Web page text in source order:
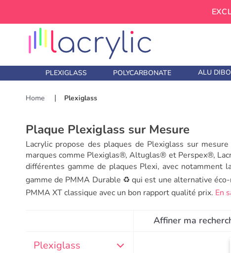
PLEXIGLASS POLYCARBONATE ALU
Home Plexiglass
Plaque Plexiglass sur Mesure
Lacrylic propose des plaques de Plexiglass sur
marques comme Plexiglas®, Altuglas® et Perspex®,
différentes gamme de plaques Plexi, avec notamment
gamme de PMMA Durable ♻️ qui est une alternative
PMMA XT classique avec un bon rapport qualité prix. En
Affiner ma
Plexiglass